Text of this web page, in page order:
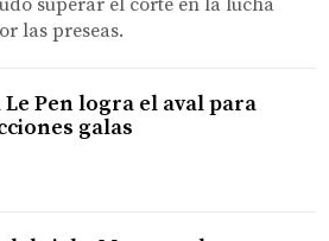
las preseas.
Pen logra el aval para
galas